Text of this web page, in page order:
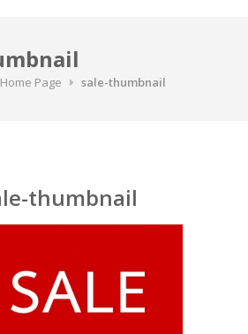
Page sale-thumbnail
thumbnail